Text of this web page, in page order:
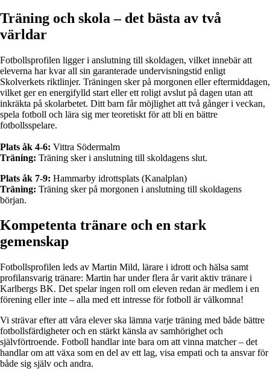
Träning och skola – det bästa av två
världar
Fotbollsprofilen ligger i anslutning till skoldagen, vilket innebär att
eleverna har kvar all sin garanterade undervisningstid enligt
Skolverkets riktlinjer. Träningen sker på morgonen eller eftermiddagen,
vilket ger en energifylld start eller ett roligt avslut på dagen utan att
inkräkta på skolarbetet. Ditt barn får möjlighet att två gånger i veckan,
spela fotboll och lära sig mer teoretiskt för att bli en bättre
fotbollsspelare.
Plats åk 4-6: Vittra Södermalm
Träning: Träning sker i anslutning till skoldagens slut.
Plats åk 7-9: Hammarby idrottsplats (Kanalplan)
Träning: Träning sker på morgonen i anslutning till skoldagens
början.
Kompetenta tränare och en stark
gemenskap
Fotbollsprofilen leds av Martin Mild, lärare i idrott och hälsa samt
profilansvarig tränare: Martin har under flera år varit aktiv tränare i
Karlbergs BK. Det spelar ingen roll om eleven redan är medlem i en
förening eller inte – alla med ett intresse för fotboll är välkomna!
Vi strävar efter att våra elever ska lämna varje träning med både bättre
fotbollsfärdigheter och en stärkt känsla av samhörighet och
självförtroende. Fotboll handlar inte bara om att vinna matcher – det
handlar om att växa som en del av ett lag, visa empati och ta ansvar för
både sig själv och andra.